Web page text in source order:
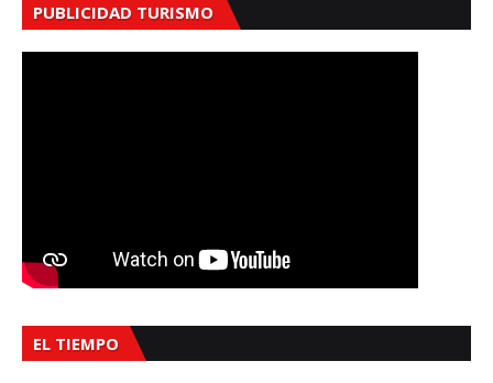
PUBLICIDAD TURISMO
EL TIEMPO